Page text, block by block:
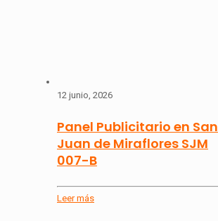
12 junio, 2026
Panel Publicitario en San
Juan de Miraflores SJM
007-B
Leer más